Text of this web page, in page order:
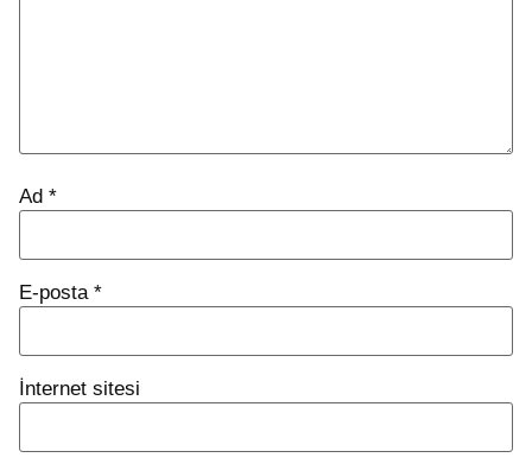
Ad *
E-posta *
İnternet sitesi